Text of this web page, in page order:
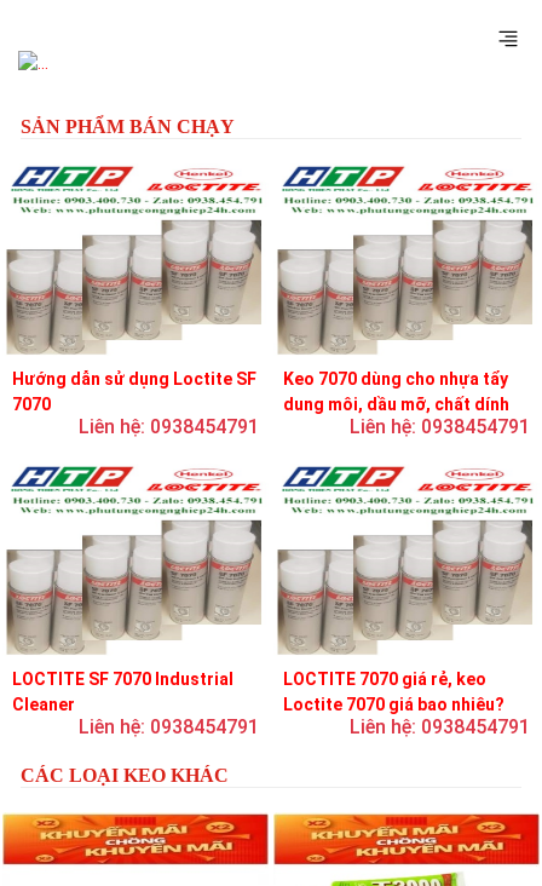
SẢN PHẨM BÁN CHẠY
Hướng dẫn sử dụng Loctite SF
7070
Liên hệ: 0938454791
Keo 7070 dùng cho nhựa tẩy
dung môi, dầu mỡ, chất dính
và chất bôi trơnLiên hệ: 0938454791
LOCTITE SF 7070 Industrial
Cleaner
Liên hệ: 0938454791
LOCTITE 7070 giá rẻ, keo
Loctite 7070 giá bao nhiêu?
Liên hệ: 0938454791
CÁC LOẠI KEO KHÁC